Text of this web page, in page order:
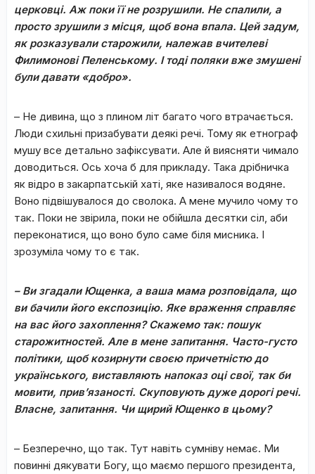
церковці. Аж поки її не розрушили. Не спалили, а
просто зрушили з місця, щоб вона впала. Цей задум,
як розказували старожили, належав вчителеві
Филимонові Пеленському. І тоді поляки вже змушені
були давати «добро».
– Не дивина, що з плином літ багато чого втрачається.
Люди схильні призабувати деякі речі. Тому як етнограф
мушу все детально зафіксувати. Але й виясняти чимало
доводиться. Ось хоча б для прикладу. Така дрібничка
як відро в закарпатській хаті, яке називалося водяне.
Воно підвішувалося до сволока. А мене мучило чому то
так. Поки не звірила, поки не обійшла десятки сіл, аби
переконатися, що воно було саме біля мисника. І
зрозуміла чому то є так.
– Ви згадали Ющенка, а ваша мама розповідала, що
ви бачили його експозицію. Яке враження справляє
на вас його захоплення? Скажемо так: пошук
старожитностей. Але в мене запитання. Часто-густо
політики, щоб козирнути своєю причетністю до
українського, виставляють напоказ оці свої, так би
мовити, прив’язаності. Скуповують дуже дорогі речі.
Власне, запитання. Чи щирий Ющенко в цьому?
– Безперечно, що так. Тут навіть сумніву немає. Ми
повинні дякувати Богу, що маємо першого президента,